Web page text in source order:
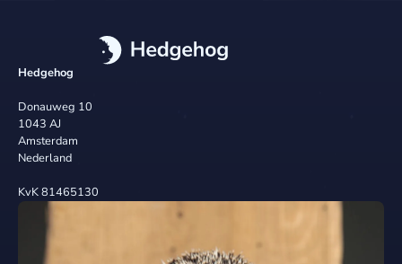
Hedgehog
Donauweg 10
1043 AJ
Amsterdam
Nederland
KvK 81465130